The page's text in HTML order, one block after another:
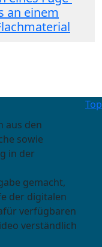
an einem
Top
aus den
sowie
in der
gemacht,
der digitalen
verfügbaren
verständlich